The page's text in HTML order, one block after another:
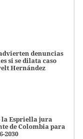
denuncias
si se dilata caso
Hernández
la Espriella jura
de Colombia para
2030